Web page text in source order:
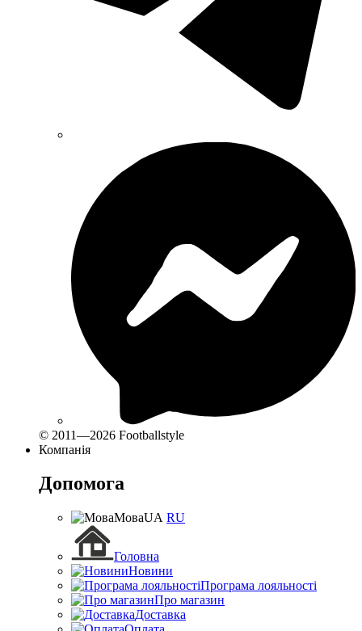
© 2011—2026 Footballstyle
Компанія
Допомога
МоваUA RU
Головна
Новини
Програма лояльності
Про магазин
Доставка